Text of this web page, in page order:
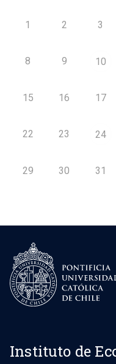
1 2 3
8 9 10
15 16 17
22 23 24
29 30 31
Instituto de